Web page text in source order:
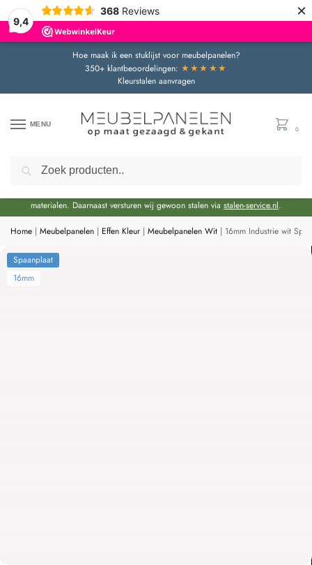
9,4
368 Reviews ×
Hoe maak ik een stuklijst voor meubelpanelen?
350+ klantbeoordelingen: ★★★★★
Kleurstalen aanvragen
MENU
0
Door de bouwvakperiode geldt momenteel een extra levertijd van circa 3 weken
materialen. Daarnaast versturen wij gewoon stalen via stalen-service.nl.
Home | Meubelpanelen | Effen Kleur | Meubelpanelen Wit | 16mm Industrie wit
Spaanplaat
16mm